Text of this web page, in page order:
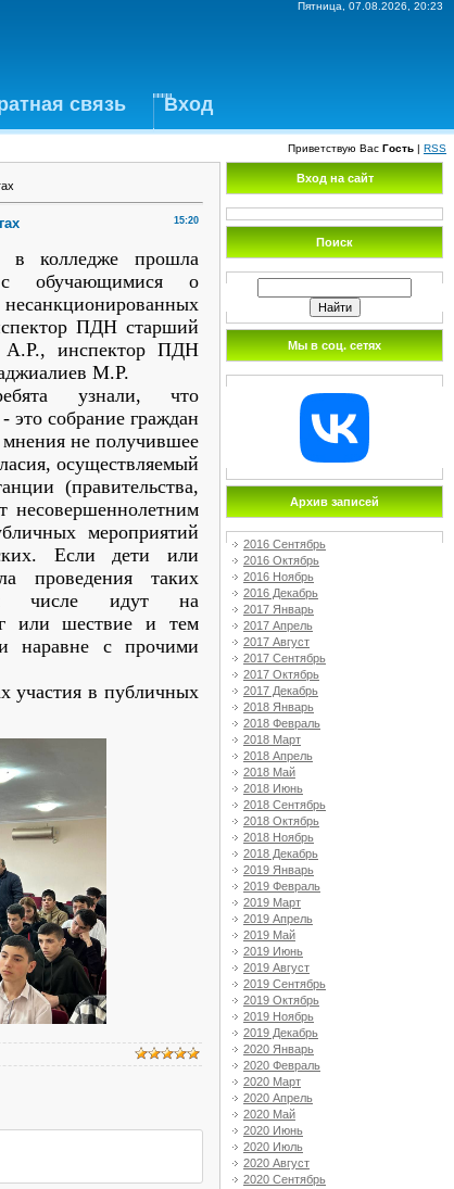
Пятница, 07.08.2026, 20:23
связь Вход
Приветствую Вас Гость | RSS
15:20
в колледже прошла
с обучающимися о
ПДН старший
А.Р., инспектор ПДН
М.Р.
узнали, что
собрание граждан
не получившее
осуществляемый
(правительства,
несовершеннолетним
мероприятий
Если дети или
проведения таких
числе идут на
или шествие и тем
наравне с прочими
участия в публичных
Вход на сайт
Поиск
Мы в соц. сетях
Архив записей
2016 Сентябрь
2016 Октябрь
2016 Ноябрь
2016 Декабрь
2017 Январь
2017 Апрель
2017 Август
2017 Сентябрь
2017 Октябрь
2017 Декабрь
2018 Январь
2018 Февраль
2018 Март
2018 Апрель
2018 Май
2018 Июнь
2018 Сентябрь
2018 Октябрь
2018 Ноябрь
2018 Декабрь
2019 Январь
2019 Февраль
2019 Март
2019 Апрель
2019 Май
2019 Июнь
2019 Август
2019 Сентябрь
2019 Октябрь
2019 Ноябрь
2019 Декабрь
2020 Январь
2020 Февраль
2020 Март
2020 Апрель
2020 Май
2020 Июнь
2020 Июль
2020 Август
2020 Сентябрь